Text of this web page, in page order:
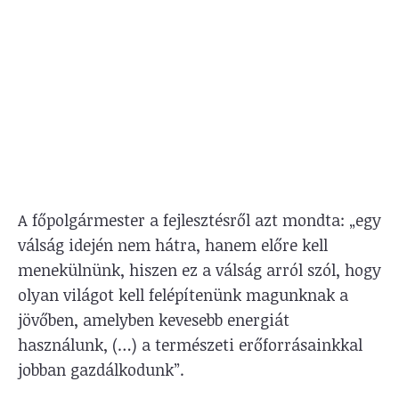
A főpolgármester a fejlesztésről azt mondta: „egy
válság idején nem hátra, hanem előre kell
menekülnünk, hiszen ez a válság arról szól, hogy
olyan világot kell felépítenünk magunknak a
jövőben, amelyben kevesebb energiát
használunk, (…) a természeti erőforrásainkkal
jobban gazdálkodunk”.